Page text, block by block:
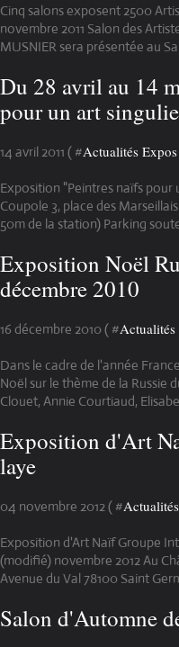
Cinq salons exposent 2500
novembre 2011 Salon des
MUSNIER sera présentée au
Du 28 avril au 14
pour un art
14 avril 2011 ( #Actualités
Exposition "Peintres naïfs pour
Coupole 3, place des
50m de la station) Parking
Exposition Noël
décembre 2010
16 décembre 2010 ( #Actualités
Dans le cadre de l'année
Noël sur le thème de la Russie
Clouet, Annie Courtiaud,
Exposition d'Art
laye
04 novembre 2012 ( #
Exposition d'Art Naïf Groupe
(modifié) novembre 2012 Au
Avenue du Val 78100 Saint
Salon d'Automne